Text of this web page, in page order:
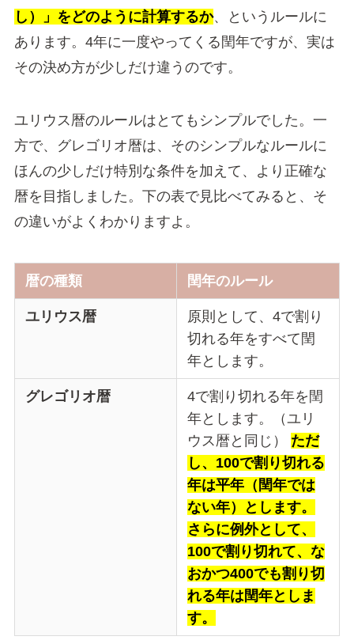
し）」をどのように計算するか、というルールに
あります。4年に一度やってくる閏年ですが、実は
その決め方が少しだけ違うのです。
ユリウス暦のルールはとてもシンプルでした。一
方で、グレゴリオ暦は、そのシンプルなルールに
ほんの少しだけ特別な条件を加えて、より正確な
暦を目指しました。下の表で見比べてみると、そ
の違いがよくわかりますよ。
暦の種類 閏年のルール
ユリウス暦
原則として、4で割り
切れる年をすべて閏
年とします。
グレゴリオ暦
4で割り切れる年を閏
年とします。（ユリ
ウス暦と同じ） ただ
し、100で割り切れる
年は平年（閏年では
ない年）とします。
さらに例外として、
100で割り切れて、な
おかつ400でも割り切
れる年は閏年としま
す。